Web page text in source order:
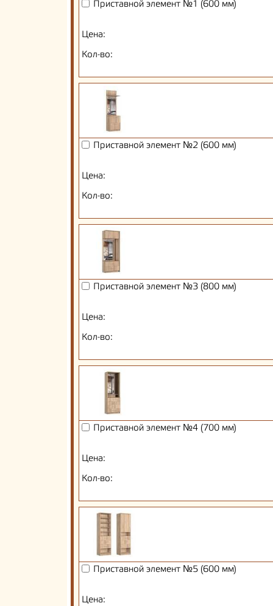
Приставной элемент №1 (600 мм)
Цена:
Кол-во:
Приставной элемент №2 (600 мм)
Цена:
Кол-во:
Приставной элемент №3 (800 мм)
Цена:
Кол-во:
Приставной элемент №4 (700 мм)
Цена:
Кол-во:
Приставной элемент №5 (600 мм)
Цена: